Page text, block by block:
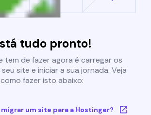
tudo pronto!
tem de fazer agora é carregar os
site e iniciar a sua jornada. Veja
como fazer isto abaixo:
um site para a Hostinger?